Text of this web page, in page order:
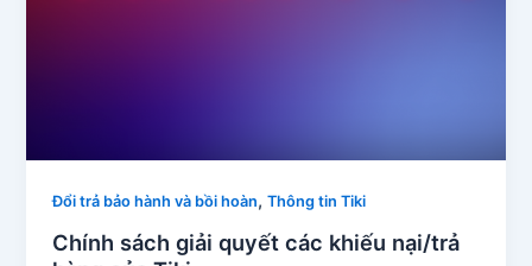
Đổi trả bảo hành và bồi hoàn,Thông tin Tiki
Chính sách giải quyết các khiếu nại/trả